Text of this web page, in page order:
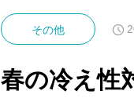
その他
春の冷え性